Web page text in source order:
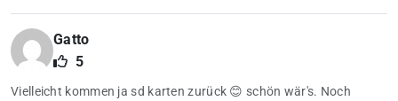
Gatto
5
Vielleicht kommen ja sd karten zurück 😊 schön wär's. Noch